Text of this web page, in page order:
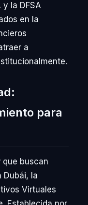
la DFSA
en la
a
para
que buscan
Dubái, la
Virtuales